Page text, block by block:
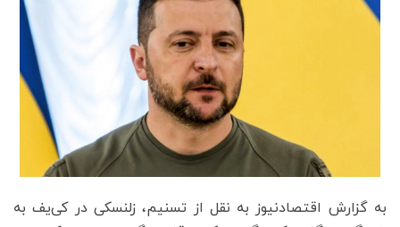
به گزارش اقتصادنیوز به نقل از تسنیم، زلنسکی در کی‌یف به